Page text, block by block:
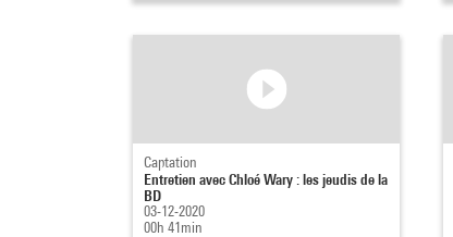
Captation
Entretien avec Chloé Wary : les jeudis de la
BD
03-12-2020
00h 41min